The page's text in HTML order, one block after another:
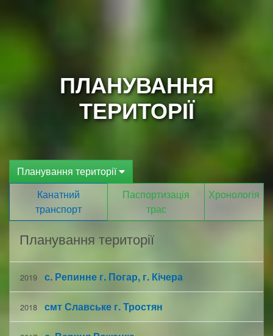
ПЛАНУВАННЯ
ТЕРИТОРІЇ
Планування території
Канатний
транспорт
Паспортизація
трас
Хронологія
Планування території
2019 с. Репинне г. Погар, г. Кічера
2018 смт Славське г. Тростян